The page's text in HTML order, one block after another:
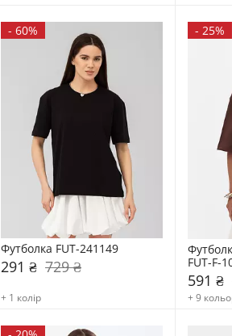
- 60%
Футболка FUT-241149
291 ₴ 729 ₴
+ 1 колір
-25%
FUT-F-
591 ₴
+ 9